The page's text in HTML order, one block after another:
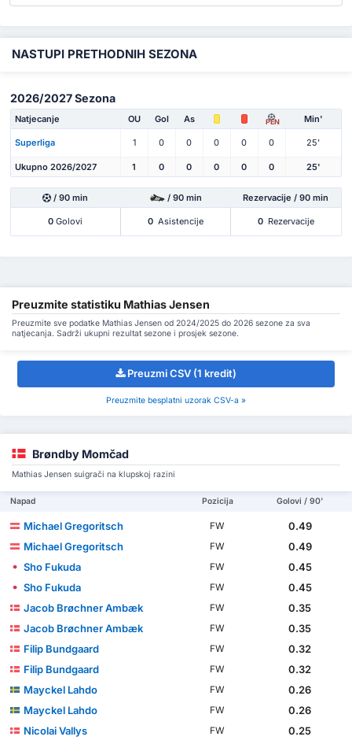
NASTUPI PRETHODNIH SEZONA
2026/2027 Sezona
Natjecanje OU Gol As PEN Min'
Superliga 1 0 0 0 0 0 25'
Ukupno 2026/2027 1 0 0 0 0 0 25'
/ 90 min / 90 min Rezervacije / 90 min
0 Golovi 0 Asistencije 0 Rezervacije
Preuzmite statistiku Mathias Jensen
Preuzmite sve podatke Mathias Jensen od 2024/2025 do 2026 sezone za sva
natjecanja. Sadrži ukupni rezultat sezone i prosjek sezone.
Preuzmi CSV (1 kredit)
Preuzmite besplatni uzorak CSV-a »
Brøndby Momčad
Mathias Jensen suigrači na klupskoj razini
Napad Pozicija Golovi / 90'
Michael Gregoritsch FW
0.49
Michael Gregoritsch
FW
0.49
Sho Fukuda
FW
0.45
Sho Fukuda
FW
0.45
Jacob Brøchner Ambæk
FW
0.35
Jacob Brøchner Ambæk
FW
0.35
Filip Bundgaard
FW
0.32
Filip Bundgaard
FW
0.32
Mayckel Lahdo
FW
0.26
Mayckel Lahdo
FW
0.26
Nicolai Vallys
FW 0.25